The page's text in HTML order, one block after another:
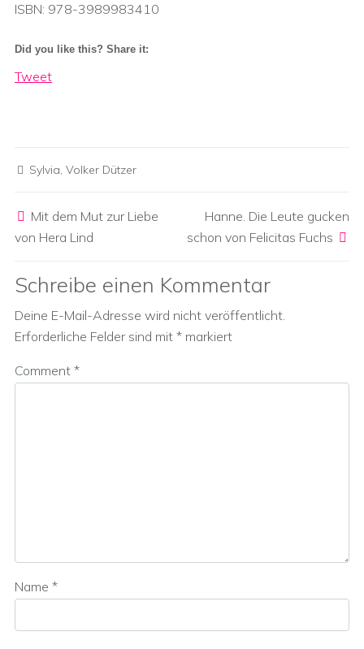
ISBN:‎ 978-3989983410
Did you like this? Share it:
Tweet
Sylvia, Volker Dützer
Mit dem Mut zur Liebe
von Hera Lind
Hanne. Die Leute gucken
schon von Felicitas Fuchs
Schreibe einen Kommentar
Deine E-Mail-Adresse wird nicht veröffentlicht.
Erforderliche Felder sind mit * markiert
Comment *
Name *